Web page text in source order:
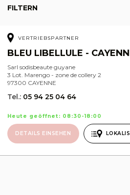
FILTERN
VERTRIEBSPARTNER
BLEU LIBELLULE -
Sarl sodisbeaute guyane
3 Lot. Marengo - zone de collery 2
97300 CAYENNE
Tel.: 05 94 25 04 64
Heute geöffnet: 08:30-18:00
DETAILS EINSEHEN